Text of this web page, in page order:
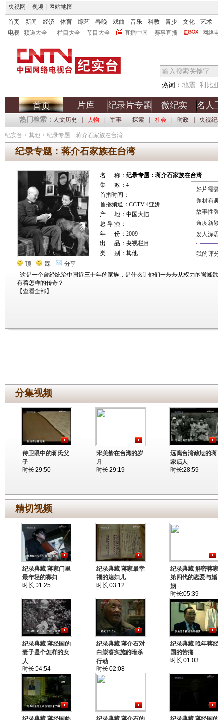
央视网 视频 网站地图
首页 新闻 经济 体育 综艺 春晚 戏曲 音乐 科教 青少 文化
艺术
电视
频道大全 栏目大全 节目大全 直播中国 赛事直播 网络
热词： 地震 利比
首页 片库 纪录片专题 微纪实 名人
热门检索： 人文历史 人物 军事 探索 社会 时政 央视
纪实台 > 其他 > 纪录专题：蒋介石家族在台湾
纪录专题：蒋介石家族在台湾
顶 踩 分享
名 称： 纪录专题：蒋介石家族在台湾
集 数：4
首播时间：
首播频道：CCTV-4亚洲
产 地：中国大陆
总 导 演：
年 份：2009
出 品：央视栏目
类 别：其他
这是一个曾经统治中国近三十年的家族，是什么让他们一步步从权力的巅峰
有着怎样的传奇？
【查看全部】
好片需
题材有
故事性
角度新
发人深
我的评
分集视频
侍卫眼中的蒋氏父
子
时长:29:50
宋美龄在台湾的岁
月
时长:29:19
远离台湾政坛的蒋
家后人
时长:28:59
精切视频
纪录典藏 蒋家门里
最年轻的寡妇
时长:01:25
纪录典藏 蒋家最幸
福的媳妇儿
时长:03:12
纪录典藏 解密蒋家
第四代的恋爱与婚
姻
时长:05:39
纪录典藏 蒋经国的
妻子是个怎样的女
人
时长:04:54
纪录典藏 蒋介石对
白崇禧实施的暗杀
行动
时长:02:08
纪录典藏 晚年蒋经
国的苦痛
时长:01:03
纪录典藏 蒋经国临
纪录典藏 蒋介石的
纪录典藏 蒋经国的